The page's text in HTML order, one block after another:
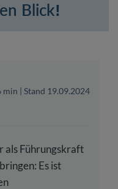
Blick!
min | Stand 19.09.2024
als Führungskraft
Es ist